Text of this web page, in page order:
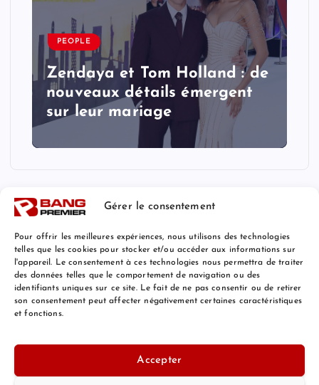
Gérer le consentement
Pour offrir les meilleures expériences, nous utilisons des technologies
telles que les cookies pour stocker et/ou accéder aux informations sur
l'appareil. Le consentement à ces technologies nous permettra de traiter
des données telles que le comportement de navigation ou des
identifiants uniques sur ce site. Le fait de ne pas consentir ou de retirer
son consentement peut affecter négativement certaines caractéristiques
et fonctions.
Accepter
PEOPLE
Zendaya et Tom Holland : de
nouveaux détails émergent
sur leur mariage
Mentions Légales